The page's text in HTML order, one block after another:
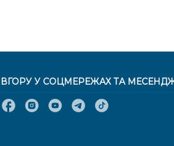
ВГОРУ У СОЦМЕРЕЖАХ ТА